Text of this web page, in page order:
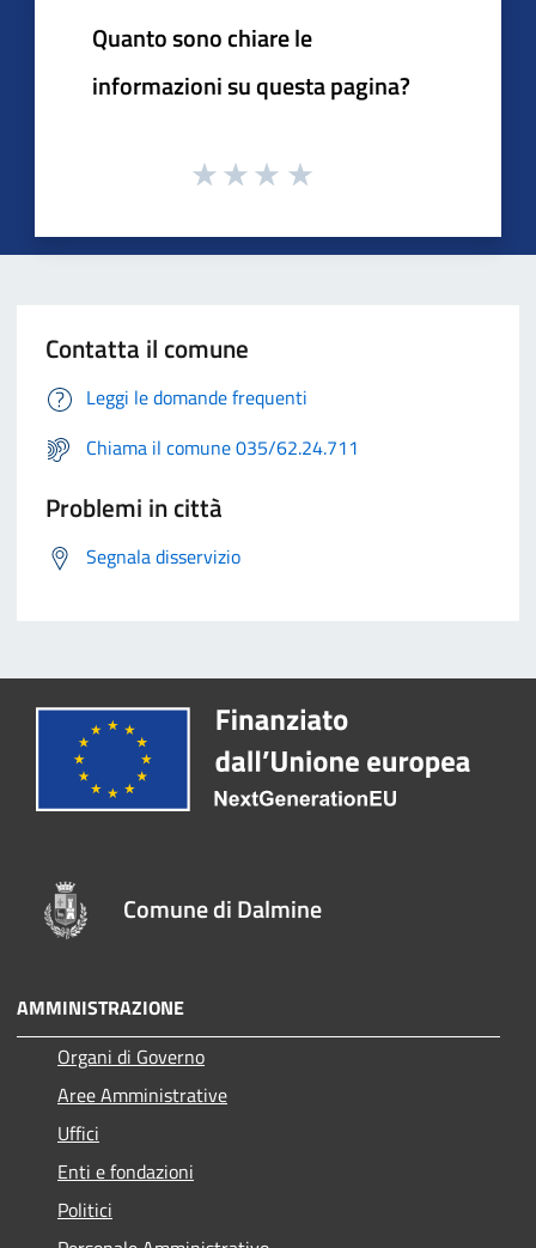
Quanto sono chiare le
informazioni su questa pagina?
Contatta il comune
Leggi le domande frequenti
Chiama il comune 035/62.24.711
Problemi in città
Segnala disservizio
Comune di Dalmine
AMMINISTRAZIONE
Organi di Governo
Aree Amministrative
Uffici
Enti e fondazioni
Politici